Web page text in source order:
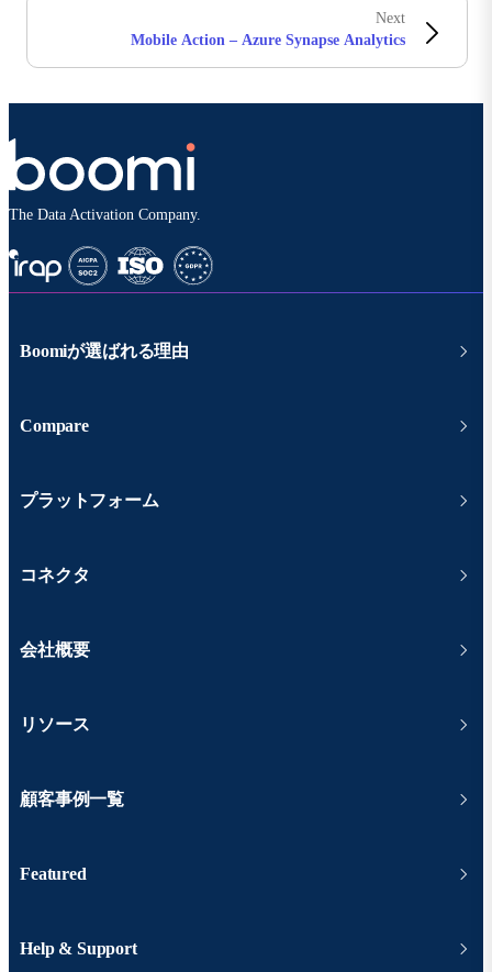
Next
Mobile Action – Azure Synapse Analytics
The Data Activation Company.
Boomiが選ばれる理由
Compare
プラットフォーム
コネクタ
会社概要
リソース
顧客事例一覧
Featured
Help & Support